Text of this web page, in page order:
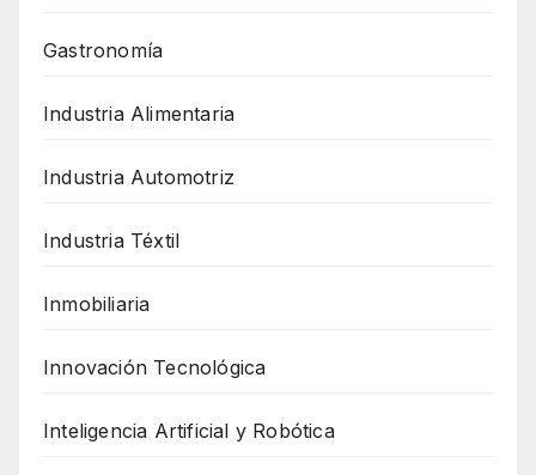
Gastronomía
Industria Alimentaria
Industria Automotriz
Industria Téxtil
Inmobiliaria
Innovación Tecnológica
Inteligencia Artificial y Robótica